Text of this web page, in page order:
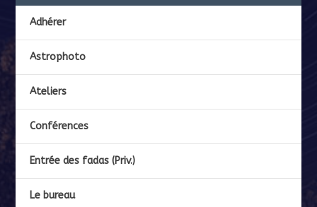
Adhérer
Astrophoto
Ateliers
Conférences
Entrée des fadas (Priv.)
Le bureau